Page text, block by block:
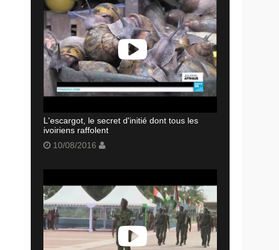
L'escargot, le secret d'initié dont tous les
ivoiriens raffolent
10/08/2016